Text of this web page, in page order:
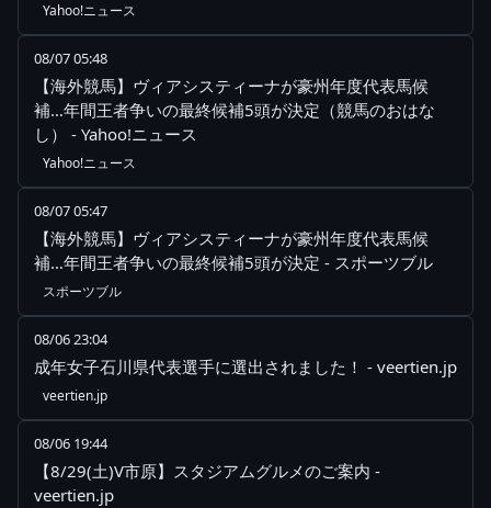
Yahoo!ニュース
08/07 05:48
【海外競馬】ヴィアシスティーナが豪州年度代表馬候
補…年間王者争いの最終候補5頭が決定（競馬のおはな
し） - Yahoo!ニュース
Yahoo!ニュース
08/07 05:47
【海外競馬】ヴィアシスティーナが豪州年度代表馬候
補…年間王者争いの最終候補5頭が決定 - スポーツブル
スポーツブル
08/06 23:04
成年女子石川県代表選手に選出されました！ - veertien.jp
veertien.jp
08/06 19:44
【8/29(土)V市原】スタジアムグルメのご案内 -
veertien.jp